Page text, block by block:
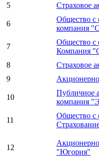
5 Страховое
6
Общество с
компания
7
Общество с
Компания
8 Страховое
9
10
Публичное
компания
11
Общество с
12
"Югория"